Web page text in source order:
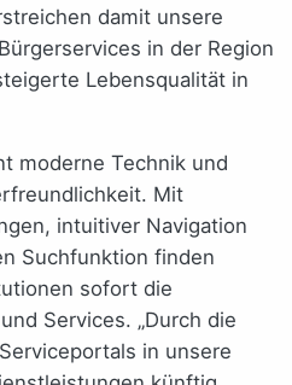
damit unsere
in der Region
Lebensqualität in
moderne Technik und
Mit
intuitiver Navigation
Suchfunktion finden
sofort die
Services. „Durch die
in unsere